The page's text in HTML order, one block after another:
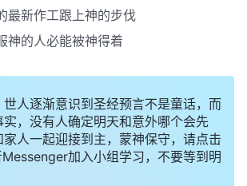
最新作工跟上神的步伐
神的人必能被神得着
人逐渐意识到圣经预言不是童话，而
，没有人确定明天和意外哪个会先
人一起迎接到主，蒙神保守，请点击
加入小组学习，不要等到明